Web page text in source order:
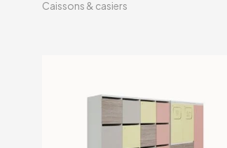
Caissons & casiers